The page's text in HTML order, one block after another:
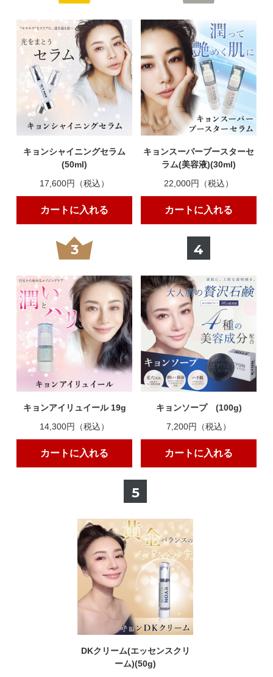
キョンシャイニングセラム
(50ml)
17,600円（税込）
カートに入れる
キョンスーパーブースターセ
ラム(美容液)(30ml)
22,000円（税込）
カートに入れる
3
キョンアイリュイール 19g
14,300円（税込）
カートに入れる
4
キョンソープ (100g)
7,200円（税込）
カートに入れる
5
DKクリーム(エッセンスクリ
ーム)(50g)